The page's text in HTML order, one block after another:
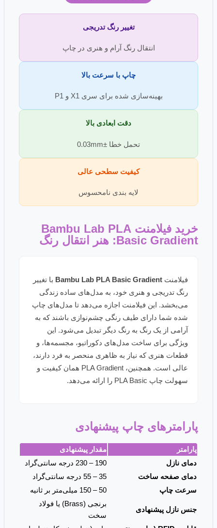
تغییر رنگ تدریجی
انتقال رنگ آرام و هنری در چاپ
چاپ با سرعت بالا
بهینه‌سازی شده برای سری X1 و P1
دقت ابعادی بالا
تحمل خطا ±0.03mm
کیفیت سطحی عالی
لایه بندی نامحسوس
خرید فیلامنت Bambu Lab PLA
Basic Gradient: هنر انتقال رنگ
فیلامنت Bambu Lab PLA Basic Gradient با تغییر
رنگ تدریجی و هنری خود، به مدل‌های ساده زندگی
می‌بخشد. این فیلامنت اجازه می‌دهد تا مدل‌های چاپ
شده شما دارای طیف رنگی چشم‌نوازی باشند که به
آرامی از یک رنگ به رنگ دیگر تبدیل می‌شود. این
ویژگی برای ساخت مدل‌های دکوراتیو، مجسمه‌ها، و
قطعات هنری که نیاز به ظاهری منحصر به فرد دارند،
عالی است. همچنین، PLA Gradient همان کیفیت و
سهولت چاپ PLA Basic را ارائه می‌دهد.
پارامترهای چاپ پیشنهادی
پارامتر
مقدار پیشنهادی
دمای نازل
190 – 230 درجه سانتی‌گراد
دمای صفحه ساخت
35 – 55 درجه سانتی‌گراد
سرعت چاپ
50 – 150 میلی‌متر بر ثانیه
جنس نازل پیشنهادی
برنجی (Brass) یا فولاد
سخت